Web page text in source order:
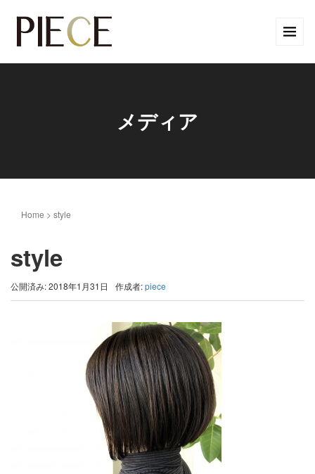
メディア
Home > style
style
公開済み: 2018年1月31日 作成者:piece